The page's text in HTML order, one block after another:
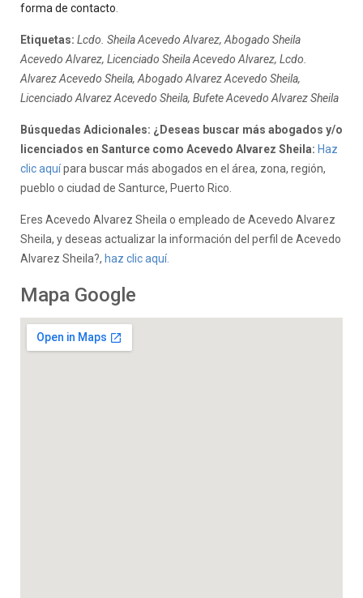
forma de contacto
Etiquetas: Lcdo. Sheila Acevedo Alvarez, Abogado Sheila
Acevedo Alvarez, Licenciado Sheila Acevedo Alvarez, Lcdo.
Alvarez Acevedo Sheila, Abogado Alvarez Acevedo Sheila,
Licenciado Alvarez Acevedo Sheila, Bufete Acevedo Alvarez Sheila
Búsquedas Adicionales: ¿Deseas buscar más abogados y/o
licenciados en Santurce como Acevedo Alvarez Sheila: Haz
clic aquípara buscar más abogados en el área, zona, región,
pueblo o ciudad de Santurce, Puerto Rico.
Eres Acevedo Alvarez Sheila o empleado de Acevedo Alvarez
Sheila, y deseas actualizar la información del perfil de Acevedo
Alvarez Sheila?, haz clic aquí.
Mapa Google